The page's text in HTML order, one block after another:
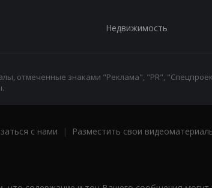
Недвижимость
отмеченные знаками "Реклама", "PR",
с нами | Разместить свои